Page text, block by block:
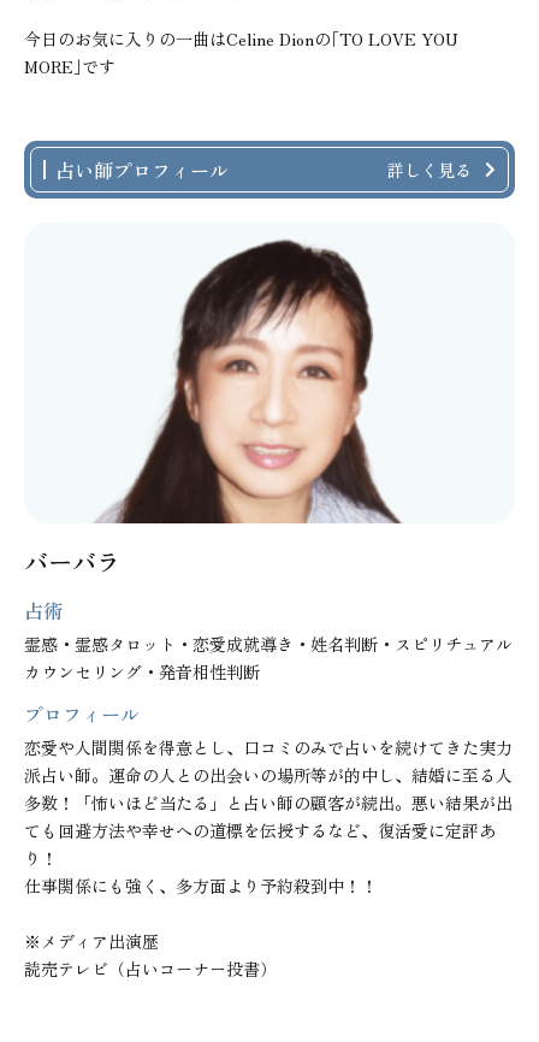
今日のお気に入りの一曲はCeline Dionの｢TO LOVE YOU
MORE｣です
占い師プロフィール 詳しく見る
バーバラ
占術
霊感・霊感タロット・恋愛成就導き・姓名判断・スピリチュアル
カウンセリング・発音相性判断
プロフィール
恋愛や人間関係を得意とし、口コミのみで占いを続けてきた実力
派占い師。運命の人との出会いの場所等が的中し、結婚に至る人
多数！「怖いほど当たる」と占い師の顧客が続出。悪い結果が出
ても回避方法や幸せへの道標を伝授するなど、復活愛に定評あ
り！
仕事関係にも強く、多方面より予約殺到中！！
※メディア出演歴
読売テレビ（占いコーナー投書）